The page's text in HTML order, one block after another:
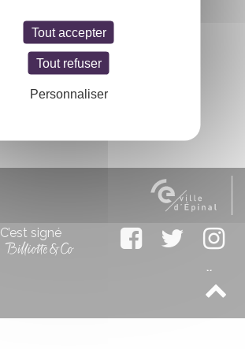
Entrée libre
C’est signé
Tout accepter
Tout refuser
Personnaliser